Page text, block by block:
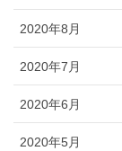
2020年8月
2020年7月
2020年6月
2020年5月